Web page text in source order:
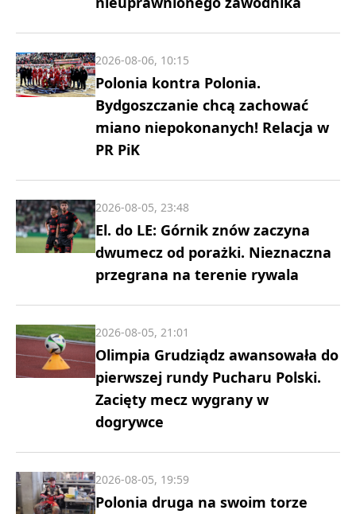
Polonia kontra Polonia.
Bydgoszczanie chcą zachować
miano niepokonanych! Relacja w
PR PiK
2026-08-06, 10:15
El. do LE: Górnik znów zaczyna
dwumecz od porażki. Nieznaczna
przegrana na terenie rywala
2026-08-05, 23:48
Olimpia Grudziądz awansowała do
pierwszej rundy Pucharu Polski.
Zacięty mecz wygrany w
dogrywce
2026-08-05, 21:01
Polonia druga na swoim torze
2026-08-05, 19:59